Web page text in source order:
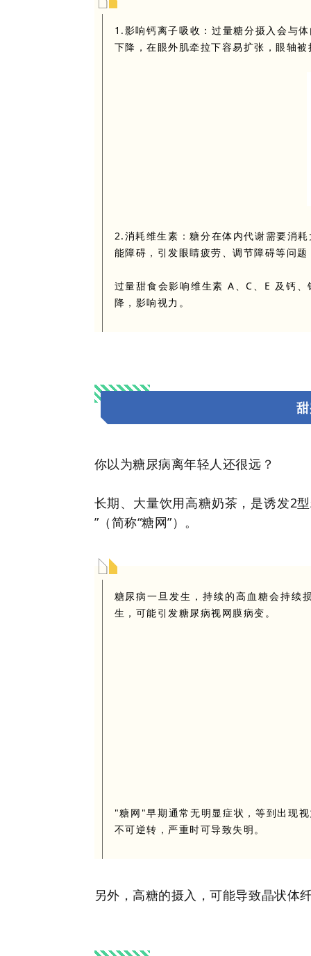
1.影响钙离子吸收：过量糖分摄入会与
下降，在眼外肌牵拉下容易扩张，眼轴
2.消耗维生素：糖分在体内代谢需要消
能障碍，引发眼睛疲劳、调节障碍等问
过量甜食会影响维生素 A、C、E 及钙
降，影响视力。
你以为糖尿病离年轻人还很远？
长期、大量饮用高糖奶茶，是诱发2
”（简称“糖网”）。
糖尿病一旦发生，持续的高血糖会持续
生，可能引发糖尿病视网膜病变。
"糖网"早期通常无明显症状，等到出现
不可逆转，严重时可导致失明。
另外，高糖的摄入，可能导致晶状体